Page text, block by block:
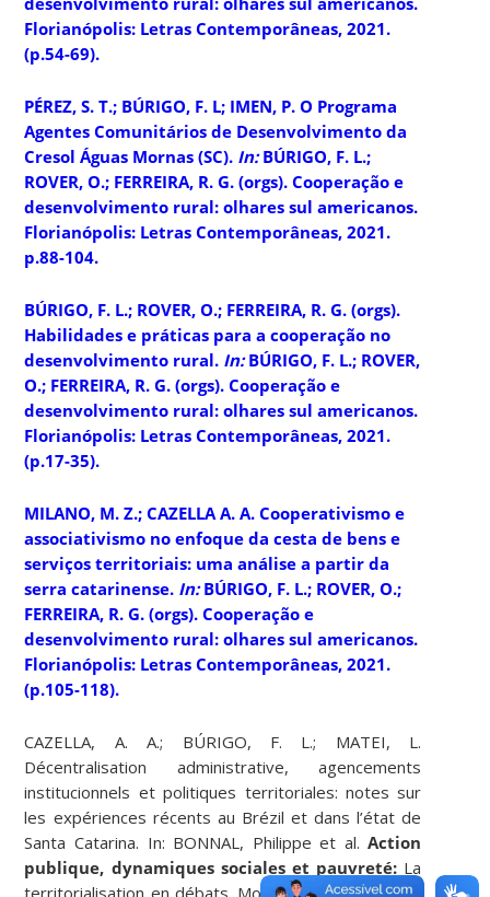
Florianópolis: Letras Contemporâneas, 2021.
(p.54-69).
PÉREZ, S. T.; BÚRIGO, F. L; IMEN, P. O Programa
Agentes Comunitários de Desenvolvimento da
Cresol Águas Mornas (SC). In:BÚRIGO, F. L.;
ROVER, O.; FERREIRA, R. G. (orgs).Cooperação e
desenvolvimento rural: olhares sul americanos.
Florianópolis: Letras Contemporâneas, 2021.
p.88-104.
BÚRIGO, F. L.; ROVER, O.; FERREIRA, R. G. (orgs).
Habilidades e práticas para a cooperação no
desenvolvimento rural. In:BÚRIGO, F. L.; ROVER,
O.; FERREIRA, R. G. (orgs).Cooperação e
desenvolvimento rural: olhares sul americanos.
Florianópolis: Letras Contemporâneas, 2021.
(p.17-35).
MILANO, M. Z.; CAZELLA A. A. Cooperativismo e
associativismo no enfoque da cesta de bens e
serviços territoriais: uma análise a partir da
serra catarinense. In:BÚRIGO, F. L.; ROVER, O.;
FERREIRA, R. G. (orgs).Cooperação e
desenvolvimento rural: olhares sul americanos.
Florianópolis: Letras Contemporâneas, 2021.
(p.105-118).
CAZELLA, A. A.; BÚRIGO, F. L.; MATEI, L.
Décentralisation administrative, agencements
institucionnels et politiques territoriales: notes sur
les expériences récents au Brézil et dans l’état de
Santa Catarina. In: BONNAL, Philippe et al.Action
publique, dynamiques sociales et pauvreté: La
territorialisation en débats. Montpellier: Pulm, 2019.